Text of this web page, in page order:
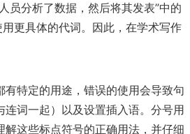
员分析了数据，然后将其发表”中的
更具体的代词。因此，在学术写作
特定的用途，错误的使用会导致句
词一起）以及设置插入语。分号用
这些标点符号的正确用法，并仔细